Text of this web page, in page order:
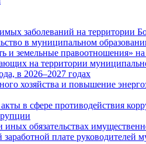
заболеваний на территории
в муниципальном
и земельные правоотношения»
на территории
в 2026–2027 годах
хозяйства и повышение
в сфере противодействия
иных обязательствах
плате руководителей